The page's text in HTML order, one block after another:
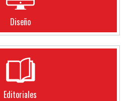
Diseño
Editoriales